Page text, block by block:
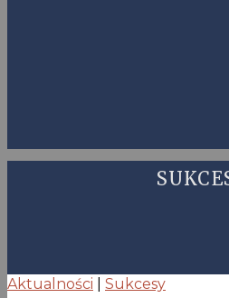
Aktualności Sukcesy